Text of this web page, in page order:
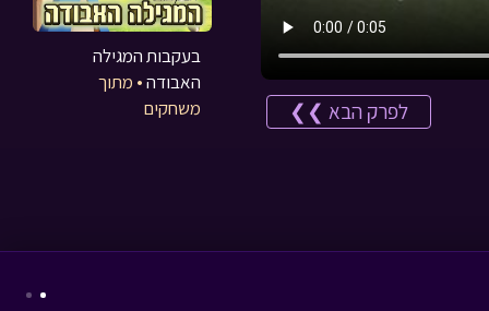
לפרק הבא ❯❯
בעקבות המגילה
האבודה• מתוך
משחקים